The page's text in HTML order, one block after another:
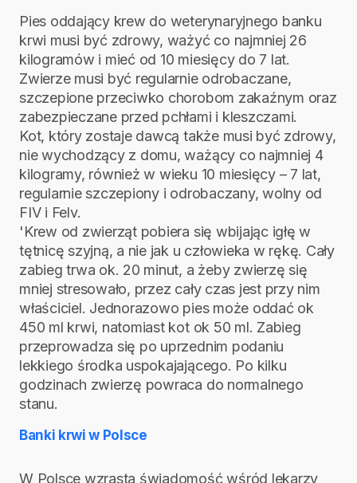
Pies oddający krew do weterynaryjnego banku
krwi musi być zdrowy, ważyć co najmniej 26
kilogramów i mieć od 10 miesięcy do 7 lat.
Zwierze musi być regularnie odrobaczane,
szczepione przeciwko chorobom zakaźnym oraz
zabezpieczane przed pchłami i kleszczami.
Kot, który zostaje dawcą także musi być zdrowy,
nie wychodzący z domu, ważący co najmniej 4
kilogramy, również w wieku 10 miesięcy – 7 lat,
regularnie szczepiony i odrobaczany, wolny od
FIV i Felv.
'Krew od zwierząt pobiera się wbijając igłę w
tętnicę szyjną, a nie jak u człowieka w rękę. Cały
zabieg trwa ok. 20 minut, a żeby zwierzę się
mniej stresowało, przez cały czas jest przy nim
właściciel. Jednorazowo pies może oddać ok
450 ml krwi, natomiast kot ok 50 ml. Zabieg
przeprowadza się po uprzednim podaniu
lekkiego środka uspokajającego. Po kilku
godzinach zwierzę powraca do normalnego
stanu.
Banki krwi w Polsce
W Polsce wzrasta świadomość wśród lekarzy